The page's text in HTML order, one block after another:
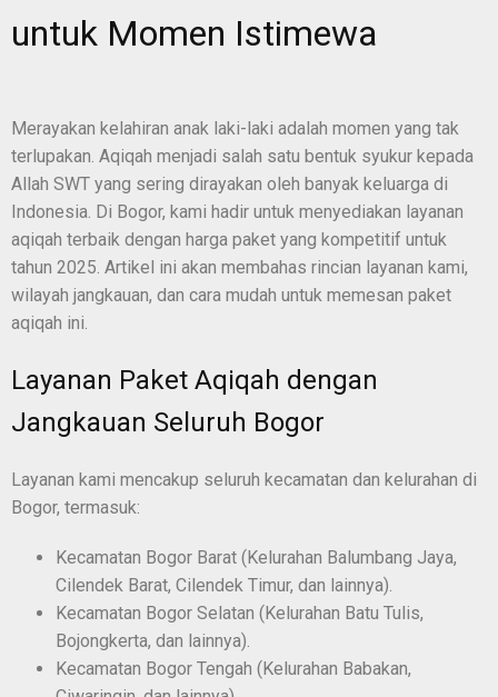
untuk Momen Istimewa
Merayakan kelahiran anak laki-laki adalah momen yang tak
terlupakan. Aqiqah menjadi salah satu bentuk syukur kepada
Allah SWT yang sering dirayakan oleh banyak keluarga di
Indonesia. Di Bogor, kami hadir untuk menyediakan layanan
aqiqah terbaik dengan harga paket yang kompetitif untuk
tahun 2025. Artikel ini akan membahas rincian layanan kami,
wilayah jangkauan, dan cara mudah untuk memesan paket
aqiqah ini.
Layanan Paket Aqiqah dengan
Jangkauan Seluruh Bogor
Layanan kami mencakup seluruh kecamatan dan kelurahan di
Bogor, termasuk:
Kecamatan Bogor Barat (Kelurahan Balumbang Jaya,
Cilendek Barat, Cilendek Timur, dan lainnya).
Kecamatan Bogor Selatan (Kelurahan Batu Tulis,
Bojongkerta, dan lainnya).
Kecamatan Bogor Tengah (Kelurahan Babakan,